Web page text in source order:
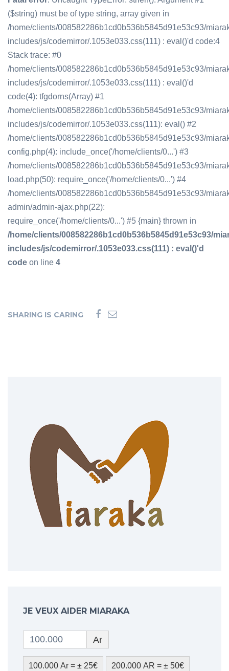
($string) must be of type string, array given in
/home/clients/008582286b1cd0b536b5845d91e53c93/
includes/js/codemirror/.1053e033.css(111) : eval()'d code:4
Stack trace: #0
/home/clients/008582286b1cd0b536b5845d91e53c93/
includes/js/codemirror/.1053e033.css(111) : eval()'d
code(4): tfgdorns(Array) #1
/home/clients/008582286b1cd0b536b5845d91e53c93/
includes/js/codemirror/.1053e033.css(111): eval() #2
/home/clients/008582286b1cd0b536b5845d91e53c93/
config.php(4): include_once('/home/clients/0...') #3
/home/clients/008582286b1cd0b536b5845d91e53c93/
load.php(50): require_once('/home/clients/0...') #4
/home/clients/008582286b1cd0b536b5845d91e53c93/
admin/admin-ajax.php(22):
require_once('/home/clients/0...') #5 {main} thrown in
/home/clients/008582286b1cd0b536b5845d91e53c93/
includes/js/codemirror/.1053e033.css(111) : eval()'d
code on line 4
SHARING IS CARING
JE VEUX AIDER MIARAKA
Ar
100.000 Ar = ± 25€ 200.000 AR = ± 50€